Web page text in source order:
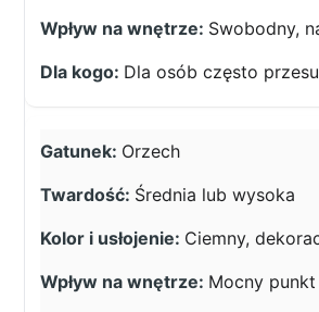
Swobodny,
Dla osób często
Orzech
Średnia lub wysoka
Ciemny,
Mocny